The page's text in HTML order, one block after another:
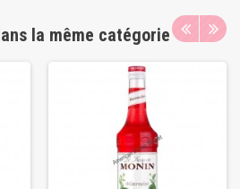
la même catégorie